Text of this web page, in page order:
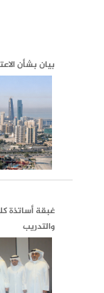
بيان بشأن
غبقة أساتذة
والتدريب